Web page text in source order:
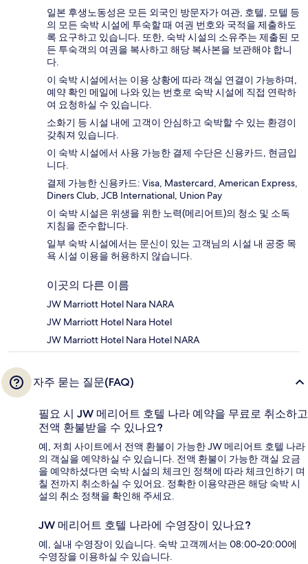
일본 후생노동성은 모든 외국인 방문자가 여관, 호텔, 모텔 등
의 모든 숙박 시설에 투숙할 때 여권 번호와 국적을 제출하도
록 요구하고 있습니다. 또한, 숙박 시설의 소유주는 제출된 모
든 투숙객의 여권을 복사하고 해당 복사본을 보관해야 합니
다.
이 숙박 시설에서는 이용 상황에 따라 객실 연결이 가능하며,
예약 확인 메일에 나와 있는 번호로 숙박 시설에 직접 연락하
여 요청하실 수 있습니다.
소화기 등 시설 내에 고객이 안심하고 숙박할 수 있는 환경이
갖춰져 있습니다.
이 숙박 시설에서 사용 가능한 결제 수단은 신용카드, 현금입
니다.
결제 가능한 신용카드: Visa, Mastercard, American Express,
Diners Club, JCB International, Union Pay
이 숙박 시설은 위생을 위한 노력(메리어트)의 청소 및 소독
지침을 준수합니다.
일부 숙박 시설에서는 문신이 있는 고객님의 시설 내 공중 목
욕 시설 이용을 허용하지 않습니다.
이곳의 다른 이름
JW Marriott Hotel Nara NARA
JW Marriott Hotel Nara Hotel
JW Marriott Hotel Nara Hotel NARA
자주 묻는 질문(FAQ)
필요 시 JW 메리어트 호텔 나라 예약을 무료로 취소하고
전액 환불받을 수 있나요?
예, 저희 사이트에서 전액 환불이 가능한 JW 메리어트 호텔 나라
의 객실을 예약하실 수 있습니다. 전액 환불이 가능한 객실 요금
을 예약하셨다면 숙박 시설의 체크인 정책에 따라 체크인하기 며
칠 전까지 취소하실 수 있어요. 정확한 이용약관은 해당 숙박 시
설의 취소 정책을 확인해 주세요.
JW 메리어트 호텔 나라에 수영장이 있나요?
예, 실내 수영장이 있습니다. 숙박 고객께서는 08:00~20:00에
수영장을 이용하실 수 있습니다.